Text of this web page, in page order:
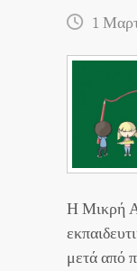
1
Η Μικρή
μετά από